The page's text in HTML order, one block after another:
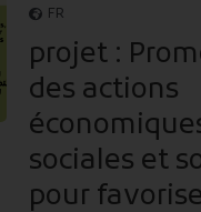
FR
projet :
des actions
sociales et
pour